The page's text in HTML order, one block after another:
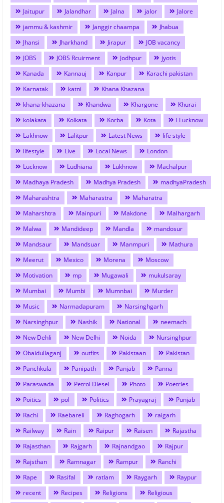
Jaitupur Jalandhar Jalna jalor
Jalore
jammu & kashmir
Janggir chaampa
Jhabua
Jhansi
Jharkhand Jirapur
JOB vacancy
JOBS
JOBS Rcuirment Jodhpur
jyotis
Kanada
Kannauj Kanpur
Karachi pakistan
Karnatak
katni
Khana Khazana
khana-khazana
Khandwa Khargone
Khurai
kolakata
Kolkata Korba Kota
l Lucknow
Lakhnow
Lalitpur Latest News
life style
lifestyle
Live Local News
London
Lucknow
Ludhiana Lukhnow
Machalpur
Madhaya Pradesh
Madhya Pradesh
madhyaPradesh
Maharashtra
Maharastra
Maharatra
Maharshtra
Mainpuri Makdone
Malhargarh
Malwa
Mandideep Mandla
mandosur
Mandsaur
Mandsuar Manmpuri
Mathura
Meerut
Mexico Morena
Moscow
Motivation
mp Mugawali
mukulsaray
Mumbai
Mumbi Mumnbai
Murder
Music
Narmadapuram
Narsinghgarh
Narsinghpur
Nashik National
neemach
New Dehli
New Delhi Noida
Nursinghpur
Obaidullaganj
outfits Pakistaan
Pakistan
Panchkula
Panipath Panjab
Panna
Paraswada
Petrol Diesel Photo
Poetries
Poitics
pol Politics Prayagraj
Punjab
Rachi
Raebareli Raghogarh
raigarh
Railway
Rain Raipur Raisen
Rajastha
Rajasthan
Rajgarh Rajnandgao
Rajpur
Rajsthan
Ramnagar Rampur
Ranchi
Rape
Rasifal ratlam Raygarh
Raypur
recent
Recipes Religions
Religious